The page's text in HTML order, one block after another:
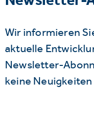
Wir informieren
aktuelle
Newsletter-
keine